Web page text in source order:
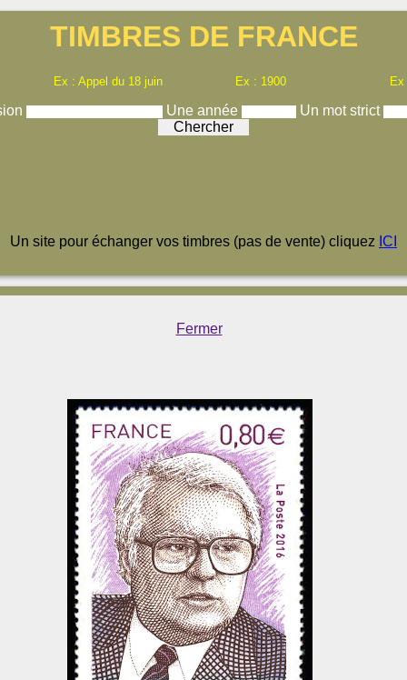
TIMBRES DE FRANCE
Ex : Appel du 18 juin Ex : 1900
Une année Un mot strict
Un site pour échanger vos timbres (pas de vente) cliquez ICI
Fermer